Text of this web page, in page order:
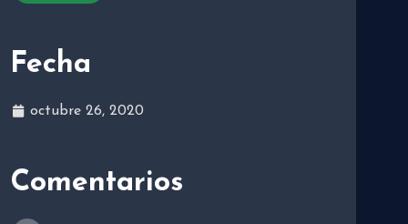
Fecha
octubre 26, 2020
Comentarios